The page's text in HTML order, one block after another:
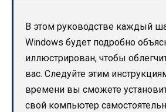
В этом руководстве каждый
Windows будет подробно
иллюстрирован, чтобы
вас. Следуйте этим
времени вы сможете
свой компьютер